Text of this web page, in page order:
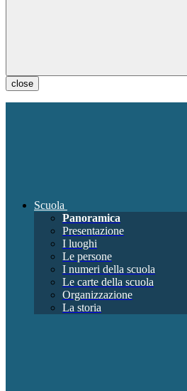
close
Scuola
Panoramica
Presentazione
I luoghi
Le persone
I numeri della scuola
Le carte della scuola
Organizzazione
La storia